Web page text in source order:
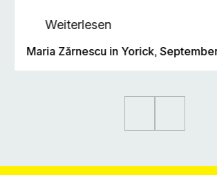
Weiterlesen
Maria Zărnescu in Yorick,